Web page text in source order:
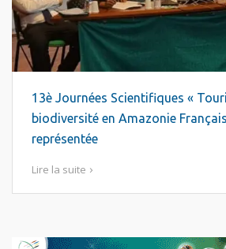
13è Journées Scientifiques «
biodiversité en Amazonie
représentée
Lire la suite